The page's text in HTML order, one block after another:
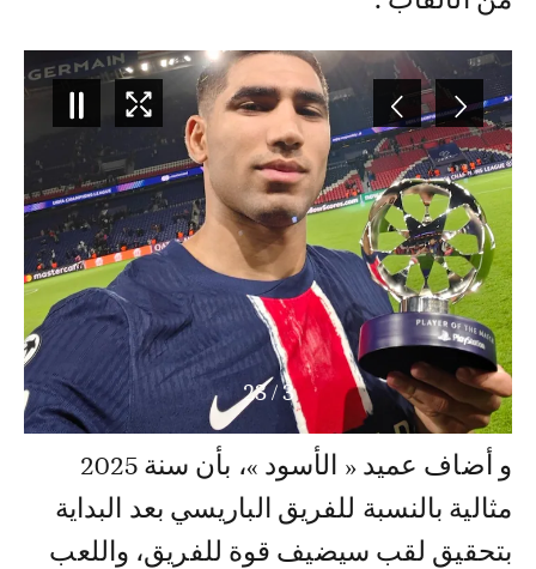
4
/
23
و أضاف عميد « الأسود »، بأن سنة 2025
مثالية بالنسبة للفريق الباريسي بعد البداية
بتحقيق لقب سيضيف قوة للفريق، واللعب